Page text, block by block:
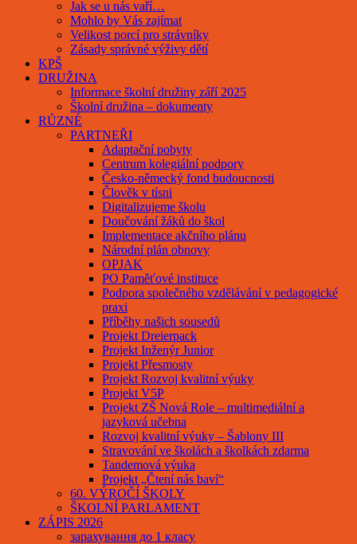
Jak se u nás vaří…
Mohlo by Vás zajímat
Velikost porcí pro strávníky
Zásady správné výživy dětí
KPŠ
DRUŽINA
Informace školní družiny září 2025
Školní družina – dokumenty
RŮZNÉ
PARTNEŘI
Adaptační pobyty
Centrum kolegiální podpory
Česko-německý fond budoucnosti
Člověk v tísni
Digitalizujeme školu
Doučování žáků do škol
Implementace akčního plánu
Národní plán obnovy
OPJAK
PO Paměťové instituce
Podpora společného vzdělávání v pedagogické
praxi
Příběhy našich sousedů
Projekt Dreierpack
Projekt Inženýr Junior
Projekt Přesmosty
Projekt Rozvoj kvalitní výuky
Projekt V5P
Projekt ZŠ Nová Role – multimediální a
jazyková učebna
Rozvoj kvalitní výuky – Šablony III
Stravování ve školách a školkách zdarma
Tandemová výuka
Projekt „Čtení nás baví“
60. VÝROČÍ ŠKOLY
ŠKOLNÍ PARLAMENT
ZÁPIS 2026
зарахування до 1 класу